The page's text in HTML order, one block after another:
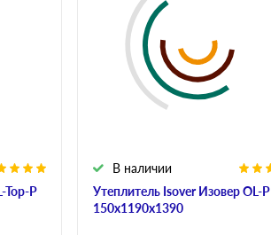
Top-P
Утеплитель Isover Изовер OL-P
150х1190х1390
В наличии